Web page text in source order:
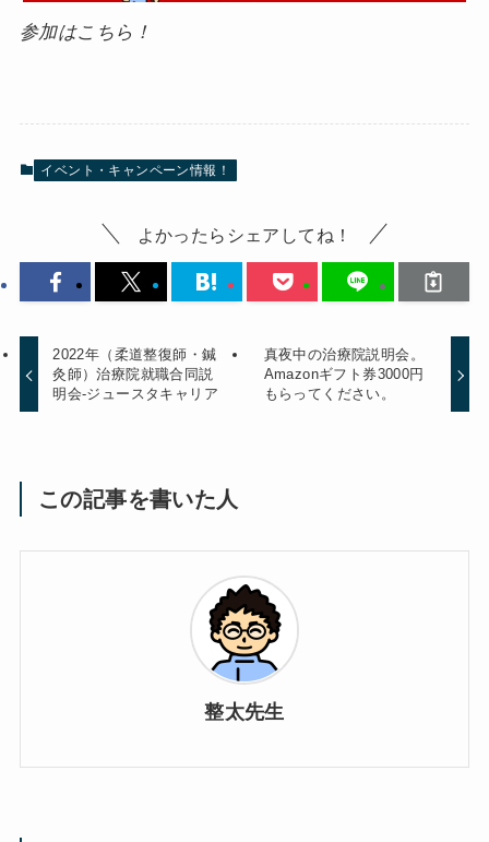
参加はこちら！
イベント・キャンペーン情報！
よかったらシェアしてね！
2022年（柔道整復師・鍼
灸師）治療院就職合同説
明会-ジュースタキャリア
真夜中の治療院説明会。
Amazonギフト券3000円
もらってください。
この記事を書いた人
整太先生